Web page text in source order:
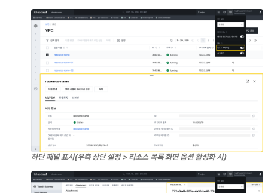
하단 패널 표시(우측 상단 설정 > 리소스 목록 화면 옵션 활성화 시)